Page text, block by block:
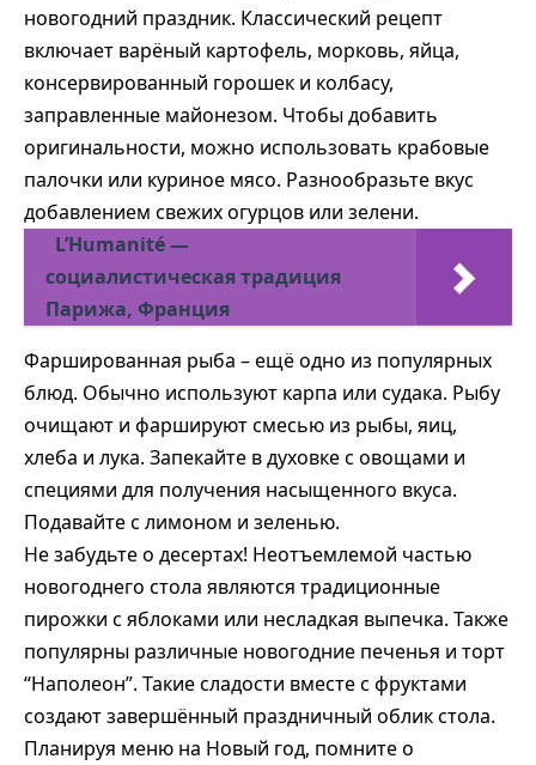
новогодний праздник. Классический рецепт
включает варёный картофель, морковь, яйца,
консервированный горошек и колбасу,
заправленные майонезом. Чтобы добавить
оригинальности, можно использовать крабовые
палочки или куриное мясо. Разнообразьте вкус
добавлением свежих огурцов или зелени.
L’Humanité —
социалистическая традиция
Парижа, Франция
Фаршированная рыба – ещё одно из популярных
блюд. Обычно используют карпа или судака. Рыбу
очищают и фаршируют смесью из рыбы, яиц,
хлеба и лука. Запекайте в духовке с овощами и
специями для получения насыщенного вкуса.
Подавайте с лимоном и зеленью.
Не забудьте о десертах! Неотъемлемой частью
новогоднего стола являются традиционные
пирожки с яблоками или несладкая выпечка. Также
популярны различные новогодние печенья и торт
“Наполеон”. Такие сладости вместе с фруктами
создают завершённый праздничный облик стола.
Планируя меню на Новый год, помните о